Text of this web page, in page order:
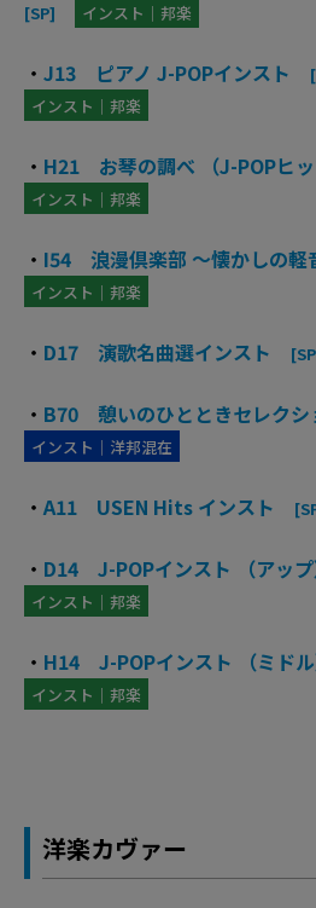
[SP] インスト｜邦楽
・ J13 ピアノ J-POPインスト
インスト｜邦楽
・ H21 お琴の調べ （J-POPヒ
インスト｜邦楽
・ I54 浪漫倶楽部 ～懐かしの軽
インスト｜邦楽
・ D17 演歌名曲選インスト
・ B70 憩いのひとときセレク
インスト｜洋邦混在
・A11 USEN Hits インスト
・ D14 J-POPインスト （アッ
インスト｜邦楽
・ H14 J-POPインスト （ミド
インスト｜邦楽
洋楽カヴァー